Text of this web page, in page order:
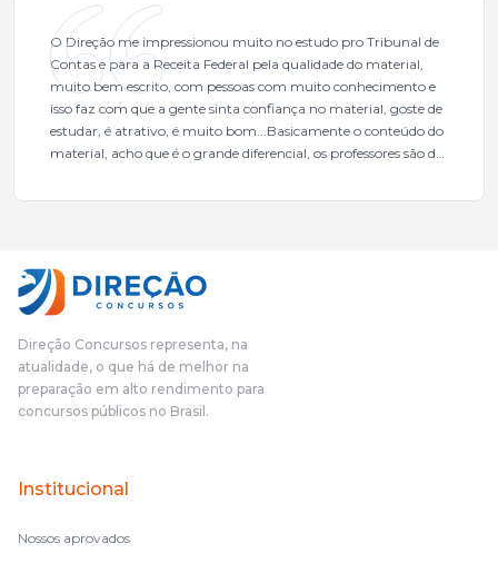
O Direção me impressionou muito no estudo pro Tribunal de
Contas e para a Receita Federal pela qualidade do material,
muito bem escrito, com pessoas com muito conhecimento e
isso faz com que a gente sinta confiança no material, goste de
estudar, é atrativo, é muito bom...Basicamente o conteúdo do
material, acho que é o grande diferencial, os professores são de
mais excelentes cargos da administração pública.Eu sempre
fundamental na minha derrota no ano passado para que eu
pudesse enxergar o que eu errei e corrigir minha rota.E além
das aulas vocês(Direção Concursos), que fizeram um
o aluno, além de ter que estudar, ele tem que perder tempo
fazendo um cronograma, num pós- edital é muito
complicado, é uma avalanche de informação, então vocês
terem feito isso é muito bacana, porque quando eu me sentia
no volume de matérias.
Direção Concursos representa, na
atualidade, o que há de melhor na
preparação em alto rendimento para
concursos públicos no Brasil.
Institucional
Nossos aprovados